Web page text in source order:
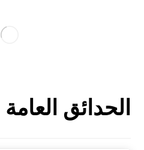
الحدائق العامة